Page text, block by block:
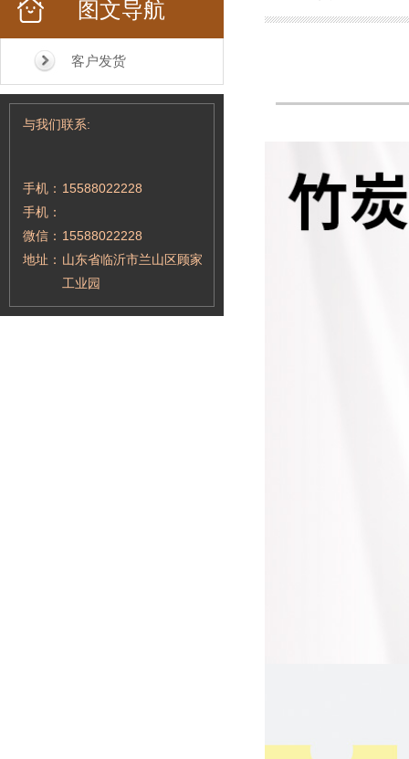
图文导航
客户发货
与我们联系:
手机： 15588022228
手机：
微信： 15588022228
地址： 山东省临沂市兰山区顾家
工业园